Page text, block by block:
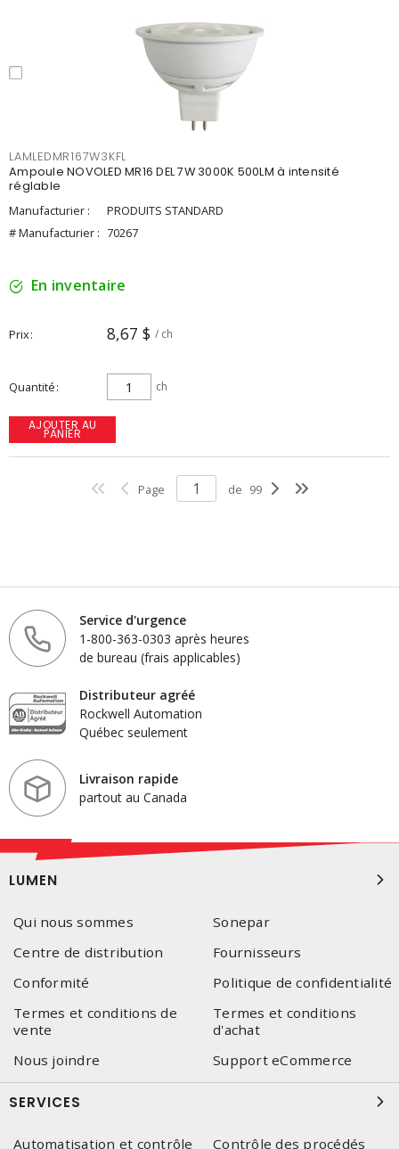
LAMLEDMR167W3KFL
Ampoule NOVOLED MR16 DEL 7W 3000K 500LM à intensité
réglable
Manufacturier :
PRODUITS STANDARD
# Manufacturier : 70267
En inventaire
Prix 8,67 $ / ch
Quantité ch
AJOUTER AU
PANIER
Page de 99
Service d'urgence
1-800-363-0303 après heures
de bureau (frais applicables)
Distributeur agréé
Rockwell Automation
Québec seulement
Livraison rapide
partout au Canada
LUMEN
Qui nous sommes
Sonepar
Centre de distribution
Fournisseurs
Conformité
Politique de confidentialité
Termes et conditions de
vente
Termes et conditions
d'achat
Nous joindre
Support eCommerce
SERVICES
Automatisation et contrôle
Contrôle des procédés